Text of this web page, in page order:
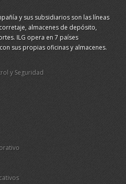
y sus subsidiarios son las líneas
almacenes de depósito,
ILG opera en 7 países
sus propias oficinas y almacenes.
y Seguridad